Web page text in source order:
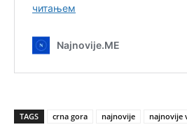
TAGS crna gora najnovije najnovije